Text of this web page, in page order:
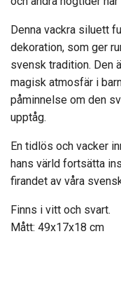
Denna vackra siluett
dekoration, som ger
svensk tradition. Den
magisk atmosfär i
påminnelse om den
upptåg.
En tidlös och vacker
hans värld fortsätta
firandet av våra
Finns i vitt och svart.
Mått: 49x17x18 cm